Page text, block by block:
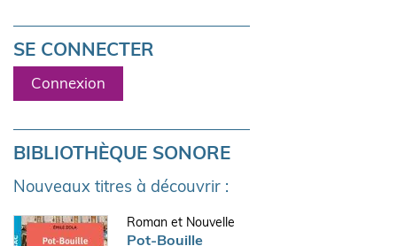
SE CONNECTER
Connexion
BIBLIOTHÈQUE SONORE
Nouveaux titres à découvrir :
Roman et Nouvelle
Pot-Bouille